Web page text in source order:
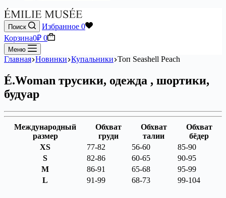
Поиск Избранное 0
Корзина0₽ 0
Меню
Главная Новинки Купальники Топ Seashell Peach
É.Woman трусики, одежда , шортики,
будуар
Международный
размер
Обхват
груди
Обхват
талии
Обхват
бёдер
XS
77-82 56-60
85-90
S
82-86 60-65
90-95
M
86-91 65-68
95-99
L
91-99 68-73 99-104